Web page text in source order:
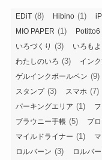
EDiT (8) Hibino (1)
MIO PAPER (1) Potitto6
いろづくり (3) いろもよ
わたしのいろ (3) イン
ゲルインクボールペン (9)
スタンプ(3) スマホ (7)
パーキングエリア (1)
ブラウニー手帳 (5) プ
マイルドライナー (1)
ロルバーン (3) ロルバ